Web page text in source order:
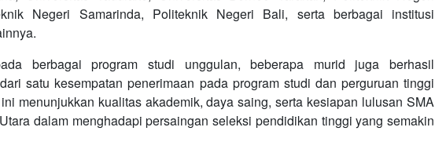
Negeri Samarinda, Politeknik Negeri Bali, serta berbagai institusi
berbagai program studi unggulan, beberapa murid juga berhasil
satu kesempatan penerimaan pada program studi dan perguruan tinggi
menunjukkan kualitas akademik, daya saing, serta kesiapan lulusan SMA
dalam menghadapi persaingan seleksi pendidikan tinggi yang semakin